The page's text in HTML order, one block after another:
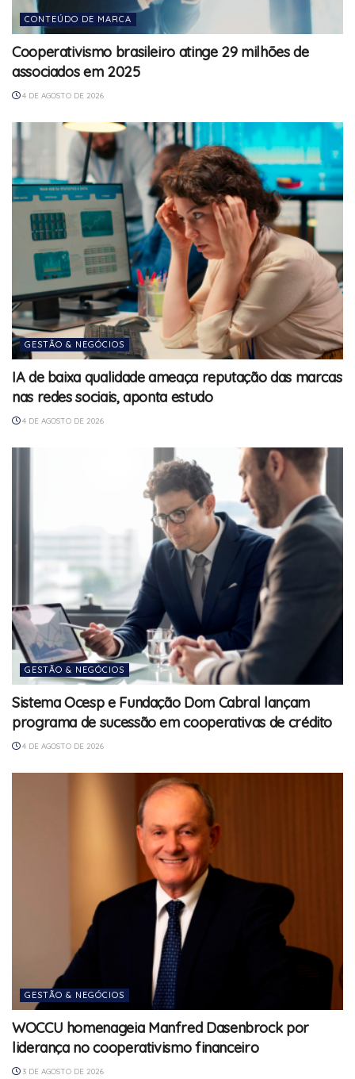
CONTEÚDO DE MARCA
Cooperativismo brasileiro atinge 29 milhões de
associados em 2025
4 DE AGOSTO DE 2026
GESTÃO & NEGÓCIOS
IA de baixa qualidade ameaça reputação das marcas
nas redes sociais, aponta estudo
4 DE AGOSTO DE 2026
GESTÃO & NEGÓCIOS
Sistema Ocesp e Fundação Dom Cabral lançam
programa de sucessão em cooperativas de crédito
4 DE AGOSTO DE 2026
GESTÃO & NEGÓCIOS
WOCCU homenageia Manfred Dasenbrock por
liderança no cooperativismo financeiro
3 DE AGOSTO DE 2026